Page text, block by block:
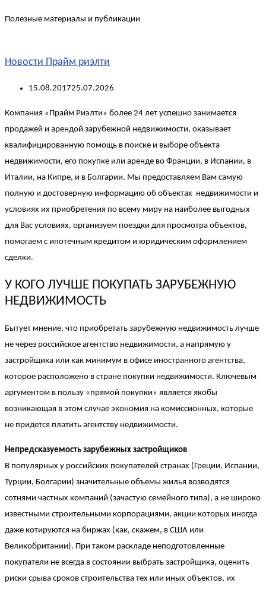
Полезные материалы и публикации
Новости Прайм риэлти
15.08.201725.07.2026
Компания «Прайм Риэлти» более 24 лет успешно занимается
продажей и арендой зарубежной недвижимости, оказывает
квалифицированную помощь в поиске и выборе объекта
недвижимости, его покупке или аренде во Франции, в Испании, в
Италии, на Кипре, и в Болгарии. Мы предоставляем Вам самую
полную и достоверную информацию об объектах недвижимости и
условиях их приобретения по всему миру на наиболее выгодных
для Вас условиях, организуем поездки для просмотра объектов,
помогаем с ипотечным кредитом и юридическим оформлением
сделки.
У КОГО ЛУЧШЕ ПОКУПАТЬ ЗАРУБЕЖНУЮ
НЕДВИЖИМОСТЬ
Бытует мнение, что приобретать зарубежную недвижимость лучше
не через российское агентство недвижимости, а напрямую у
застройщика или как минимум в офисе иностранного агентства,
которое расположено в стране покупки недвижимости. Ключевым
аргументом в пользу «прямой покупки» является якобы
возникающая в этом случае экономия на комиссионных, которые
не придется платить агентству недвижимости.
Непредсказуемость зарубежных застройщиков
В популярных у российских покупателей странах (Греции, Испании,
Турции, Болгарии) значительные объемы жилья возводятся
сотнями частных компаний (зачастую семейного типа), а не широко
известными строительными корпорациями, акции которых иногда
даже котируются на биржах (как, скажем, в США или
Великобритании). При таком раскладе неподготовленные
покупатели не всегда в состоянии выбрать застройщика, оценить
риски срыва сроков строительства тех или иных объектов, их